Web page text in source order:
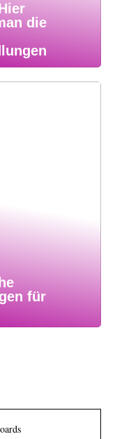
die
für